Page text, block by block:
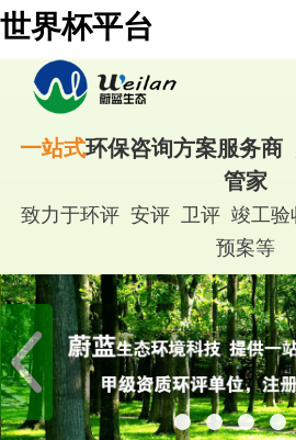
世界杯平台
一站式环保咨询方案服务商
管家
致力于环评 安评 卫评 竣工
预案等